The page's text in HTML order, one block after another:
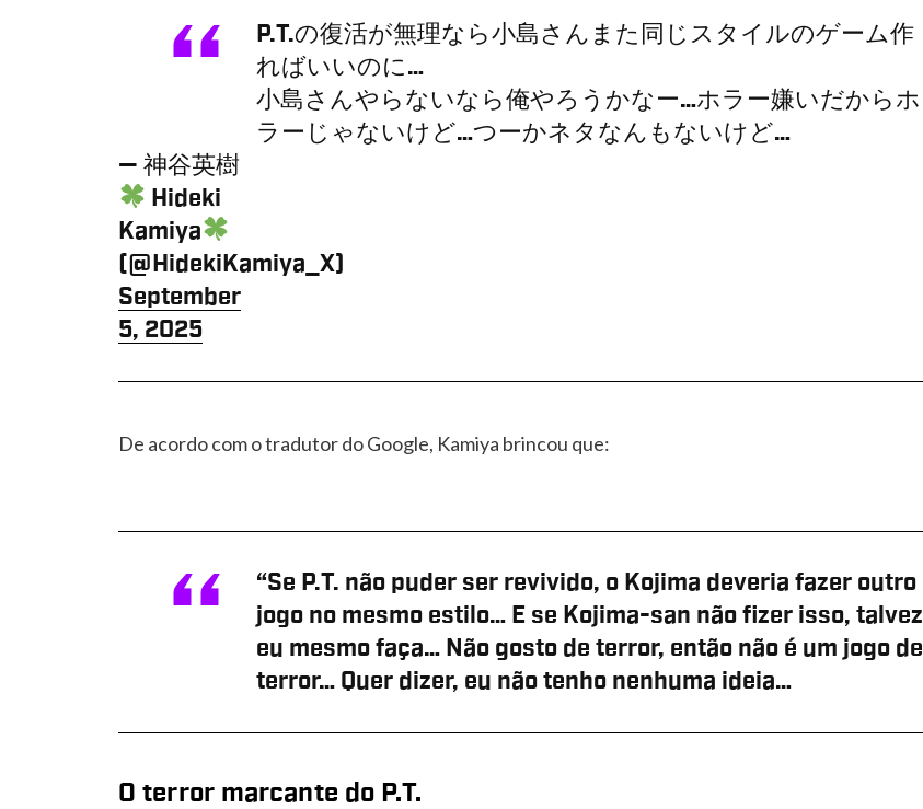
P.T.の復活が無理なら小島さんまた同じスタイルのゲーム作
ればいいのに…
小島さんやらないなら俺やろうかなー…ホラー嫌いだからホ
ラーじゃないけど…つーかネタなんもないけど…
— 神谷英樹
Hideki
Kamiya
(@HidekiKamiya_X)
September
5, 2025
De acordo com o tradutor do Google, Kamiya brincou que:
“Se P.T. não puder ser revivido, o Kojima deveria fazer outro
jogo no mesmo estilo… E se Kojima-san não fizer isso, talvez
eu mesmo faça… Não gosto de terror, então não é um jogo de
terror… Quer dizer, eu não tenho nenhuma ideia…
O terror marcante do P.T.